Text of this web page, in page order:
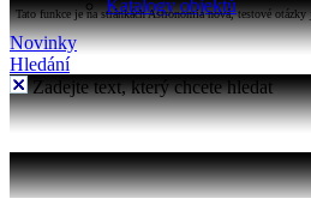
Katalogy objektů
Tato funkce je na stránkách Astronomia nová, testové
Novinky
Hledání
Zadejte text, který chcete hledat